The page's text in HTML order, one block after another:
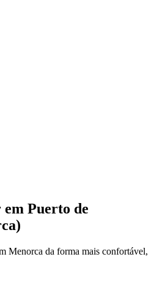
Puerto de
Menorca da forma mais confortável,